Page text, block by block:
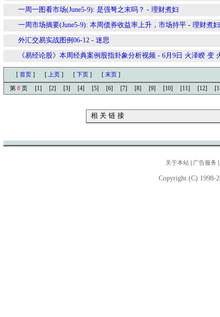
一周一图看市场(June5-9): 是强弩之末吗？ - 理财煮妇
一周市场摘要(June5-9): 本周债券收益率上升，市场持平 - 理财煮妇
外汇交易实战图例06-12 - 迷思
《易经论股》本周经典案例股指卦象分析视频 - 6月9日 火泽睽 变
[ 首页 ] [ 上页 ] [ 下页 ] [ 末页 ]
第 8 页 [1] [2] [3] [4] [5] [6] [7] [8] [9] [10] [11] [12]
相 关 链 接
关于本站 广告服务
Copyright (C) 1998-